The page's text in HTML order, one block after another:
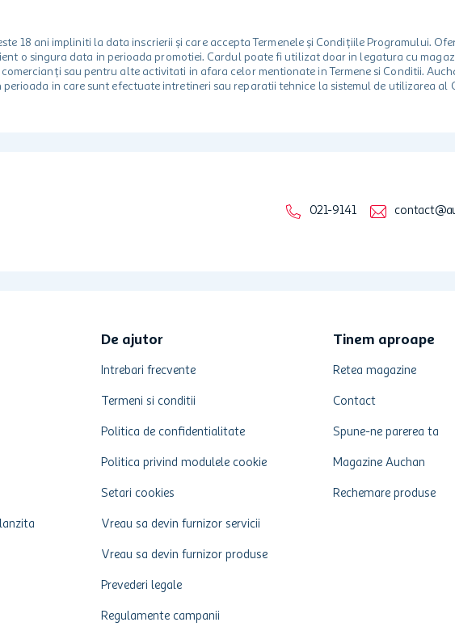
18 ani impliniti la data inscrierii și care accepta Termenele și Condițiile Programului.
o singura data in perioada promotiei. Cardul poate fi utilizat doar in legatura cu
sau pentru alte activitati in afara celor mentionate in Termene si Conditii.
in care sunt efectuate intretineri sau reparatii tehnice la sistemul de utilizarea al
021-9141
De ajutor
Intrebari frecvente
Termeni si conditii
Politica de confidentialitate
Politica privind modulele cookie
Setari cookies
Vreau sa devin furnizor servicii
Vreau sa devin furnizor produse
Prevederi legale
Regulamente campanii
Tinem aproape
Retea magazine
Contact
Spune-ne parerea ta
Magazine Auchan
Rechemare produse